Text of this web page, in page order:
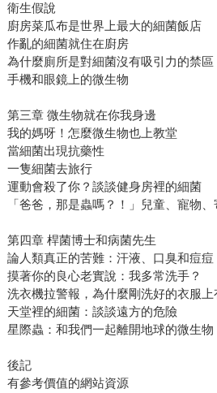
衛生假說
廚房菜瓜布是世界上最大的細菌飯店
作亂的細菌就住在廚房
為什麼廁所是對細菌沒有吸引力的禁區
手機和眼鏡上的微生物
第三章 微生物就在你我身邊
我的媽呀！怎麼微生物也上教堂
當細菌出現抗藥性
一隻細菌去旅行
運動會殺了你？談談健身房裡的細菌
「爸爸，那是蟲嗎？！」兒童、寵物、
第四章 桿菌博士和病菌先生
論人類真正的苦難：汗液、口臭和痘痘
摸著你的良心老實說：我多常洗手？
洗衣機拉警報，為什麼剛洗好的衣服上
天堂裡的細菌：談談遠方的危險
星際蟲：和我們一起離開地球的微生物
後記
有參考價值的網站資源